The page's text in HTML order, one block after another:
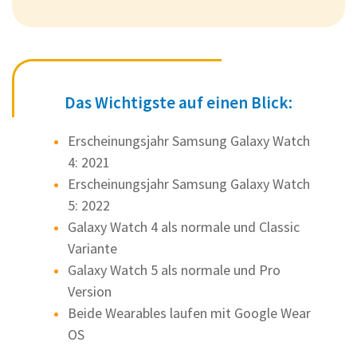
Das Wichtigste auf einen Blick:
Erscheinungsjahr Samsung Galaxy Watch
4: 2021
Erscheinungsjahr Samsung Galaxy Watch
5: 2022
Galaxy Watch 4 als normale und Classic
Variante
Galaxy Watch 5 als normale und Pro
Version
Beide Wearables laufen mit Google Wear
OS